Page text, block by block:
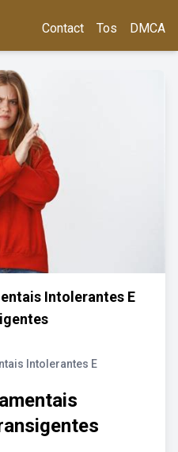
Contact Tos DMCA
Intolerantes E
Intolerantes E